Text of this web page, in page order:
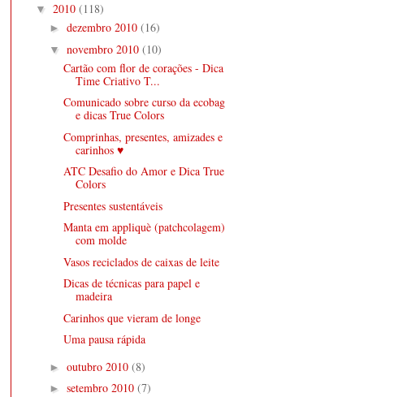
▼ 2010 (118)
► dezembro 2010 (16)
▼ novembro 2010 (10)
Cartão com flor de corações - Dica
Time Criativo T...
Comunicado sobre curso da ecobag
e dicas True Colors
Comprinhas, presentes, amizades e
carinhos ♥
ATC Desafio do Amor e Dica True
Colors
Presentes sustentáveis
Manta em appliquè (patchcolagem)
com molde
Vasos reciclados de caixas de leite
Dicas de técnicas para papel e
madeira
Carinhos que vieram de longe
Uma pausa rápida
► outubro 2010 (8)
► setembro 2010 (7)